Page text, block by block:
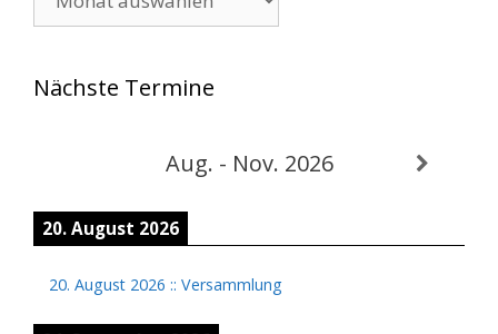
Nächste Termine
Aug. - Nov. 2026
20. August 2026
20. August 2026 :: Versammlung